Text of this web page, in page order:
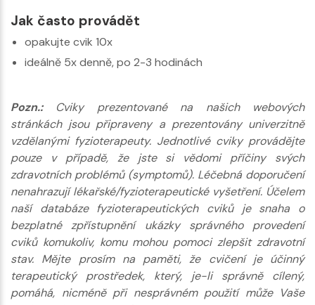
Jak často provádět
opakujte cvik 10x
ideálně 5x denně, po 2-3 hodinách
Pozn.: Cviky prezentované na našich webových
stránkách jsou připraveny a prezentovány univerzitně
vzdělanými fyzioterapeuty. Jednotlivé cviky provádějte
pouze v případě, že jste si vědomi příčiny svých
zdravotních problémů (symptomů). Léčebná doporučení
nenahrazují lékařské/fyzioterapeutické vyšetření. Účelem
naší databáze fyzioterapeutických cviků je snaha o
bezplatné zpřístupnění ukázky správného provedení
cviků komukoliv, komu mohou pomoci zlepšit zdravotní
stav. Mějte prosím na paměti, že cvičení je účinný
terapeutický prostředek, který, je-li správně cílený,
pomáhá, nicméně při nesprávném použití může Vaše